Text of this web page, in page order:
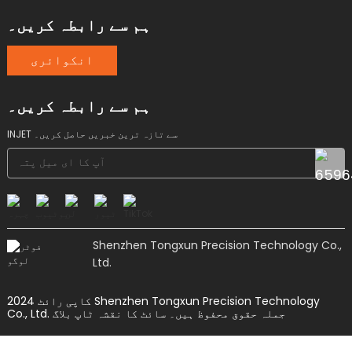
ہم سے رابطہ کریں۔
انکوائری
ہم سے رابطہ کریں۔
INJET سے تازہ ترین خبریں حاصل کریں۔
Shenzhen Tongxun Precision Technology Co.,
Ltd.
کاپی رائٹ 2024 Shenzhen Tongxun Precision Technology
Co., Ltd. جملہ حقوق محفوظ ہیں۔سائٹ کا نقشہ ٹاپ بلاگ